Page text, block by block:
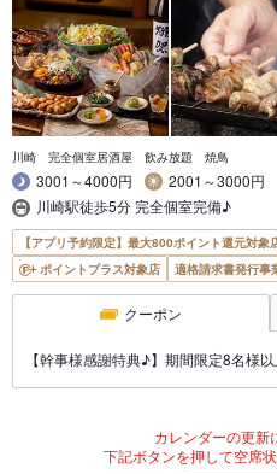
川崎 完全個室居酒屋 飲み放題 焼鳥
3001～4000円
2001～3000円
川崎駅徒歩5分 完全個室完備♪
【アプリ予約限定】最大800ポイント還元対象
ポイントプラス対象店
適格請求書発行事
クーポン
【幹事様感謝特典♪】期間限定8名様
カレンダーの更新
下記ボタンを押して空席